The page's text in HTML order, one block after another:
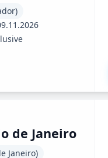
de Janeiro
Janeiro)